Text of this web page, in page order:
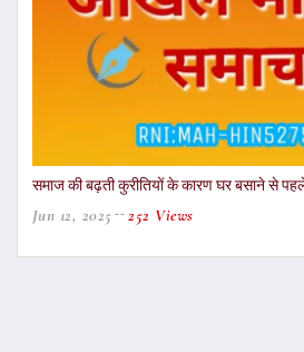
समाज की बढ़ती कुरीतियों के कारण घर बसाने से
Jun 12, 2025 252 Views